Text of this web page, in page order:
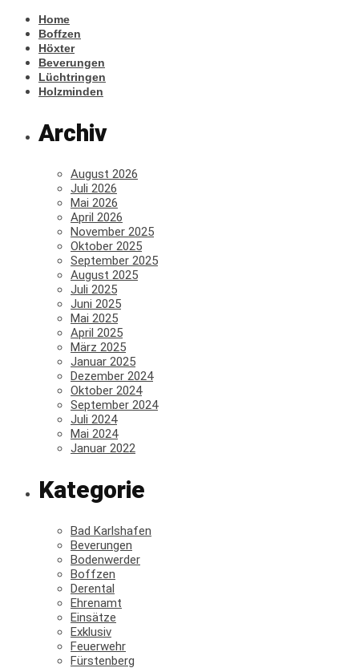
Home
Boffzen
Höxter
Beverungen
Lüchtringen
Holzminden
Archiv
August 2026
Juli 2026
Mai 2026
April 2026
November 2025
Oktober 2025
September 2025
August 2025
Juli 2025
Juni 2025
Mai 2025
April 2025
März 2025
Januar 2025
Dezember 2024
Oktober 2024
September 2024
Juli 2024
Mai 2024
Januar 2022
Kategorie
Bad Karlshafen
Beverungen
Bodenwerder
Boffzen
Derental
Ehrenamt
Einsätze
Exklusiv
Feuerwehr
Fürstenberg